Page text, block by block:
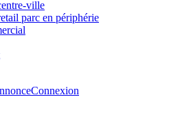
ville
parc en périphérie
Connexion